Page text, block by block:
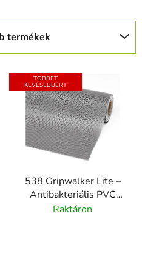
termékek
TÖBBET
KEVESEBBÉRT
538 Gripwalker Lite –
Antibakteriális PVC
szőnyeg nedves
Raktáron